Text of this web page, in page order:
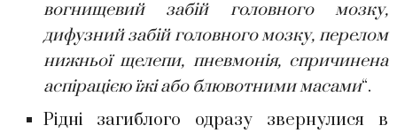
вогнищевий забій головного мозку,
дифузний забій головного мозку, перелом
нижньої щелепи, пневмонія, спричинена
аспірацією їжі або блювотними масами“.
Рідні загиблого одразу звернулися в